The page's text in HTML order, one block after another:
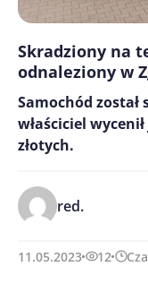
Skradziony na
odnaleziony w
Samochód
właściciel
złotych.
red.
11.05.2023 12